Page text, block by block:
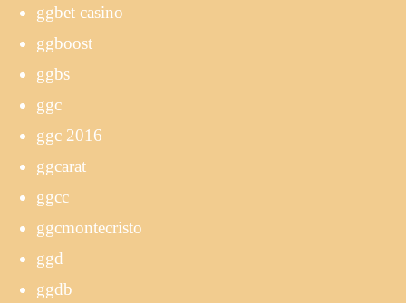
ggbet casino
ggboost
ggbs
ggc
ggc 2016
ggcarat
ggcc
ggcmontecristo
ggd
ggdb